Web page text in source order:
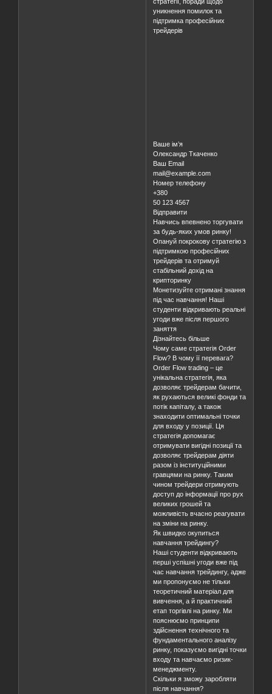
уникнення помилок та
підтримка професійних
трейдерів
Ваше ім’я
Олександр Ткаченко
Ваш Email
mail@example.com
Номер телефону
+380
50 123 4567
Відправити
Навчись впевнено торгувати
за будь-яких умов ринку!
Опануй покрокову стратегію з
підтримкою професійних
трейдерів та отримуй
стабільний дохід на
крипторинку
Монетизуйте отримані знання
під час навчання! Наші
студенти відкривають реальні
угоди вже після першого
заняття
Дізнайтесь більше
Чому саме стратегія Order
Flow? В чому її перевага?
Order Flow trading – це
унікальна стратегія, яка
дозволяє трейдерам бачити,
як рухаються великі фонди та
потік капіталу, а також
знаходити оптимальні точки
для входу у позиції. Ця
стратегія допомагає
отримувати вигідні позиції та
дозволяє трейдерам діяти
разом із інституційними
гравцями на ринку. Таким
чином трейдери отримують
доступ до інформації про рух
великих грошей та
можливість вчасно реагувати
на зміни на ринку.
Як швидко окупиться
навчання трейдингу?
Наші студенти відкривають
перші успішні угоди вже під
час навчання трейдингу, адже
ми пропонуємо не тільки
теоретичний матеріал для
вивчення, а й практичний
етап торгівлі на ринку. Ми
пояснюємо принципи
здійснення технічного та
фундаментального аналізу
ринку, показуємо вигідні точки
входу та навчаємо ризик-
менеджменту.
Скільки я зможу заробляти
після навчання?